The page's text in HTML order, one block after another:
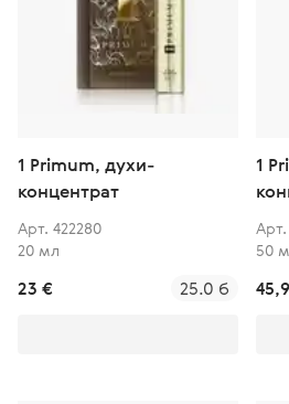
1 Primum, духи-
концентрат
Арт. 422280
20 мл
23 € 25.0 б
1
Арт.
50